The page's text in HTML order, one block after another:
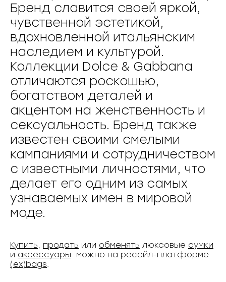
Бренд славится своей яркой,
чувственной эстетикой,
вдохновленной итальянским
наследием и культурой.
Коллекции Dolce & Gabbana
отличаются роскошью,
богатством деталей и
акцентом на женственность и
сексуальность. Бренд также
известен своими смелыми
кампаниями и сотрудничеством
с известными личностями, что
делает его одним из самых
узнаваемых имен в мировой
моде.
Купить продать или обменять люксовые сумки
и аксессуары можно на ресейл-платформе
(ex)bags